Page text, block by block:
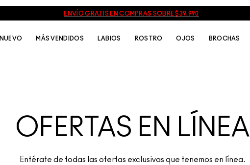
ENVÍO GRATIS EN COMPRAS SOBRE $39.990
NUEVO MÁS VENDIDOS LABIOS ROSTRO OJOS BROCHAS
OFERTAS EN LÍNEA
Entérate de todas las ofertas exclusivas que tenemos en línea.